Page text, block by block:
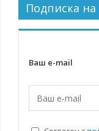
Подписка на
Ваш e-mail